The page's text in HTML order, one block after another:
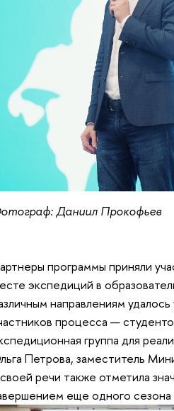
Даниил Прокофьев
программы приняли
экспедиций в
направлениям
процесса—
группа для
Петрова, заместитель
речи также отметила
еще одного